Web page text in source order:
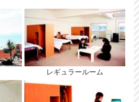
レギュラールーム